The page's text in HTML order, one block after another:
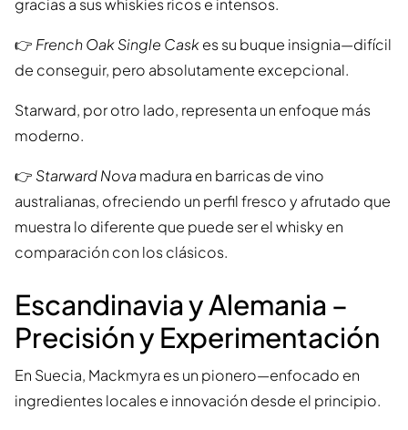
gracias a sus whiskies ricos e intensos.
👉 French Oak Single Caskes su buque insignia—difícil
de conseguir, pero absolutamente excepcional.
Starward, por otro lado, representa un enfoque más
moderno.
👉 Starward Nova madura en barricas de vino
australianas, ofreciendo un perfil fresco y afrutado que
muestra lo diferente que puede ser el whisky en
comparación con los clásicos.
Escandinavia y Alemania –
Precisión y Experimentación
En Suecia, Mackmyra es un pionero—enfocado en
ingredientes locales e innovación desde el principio.